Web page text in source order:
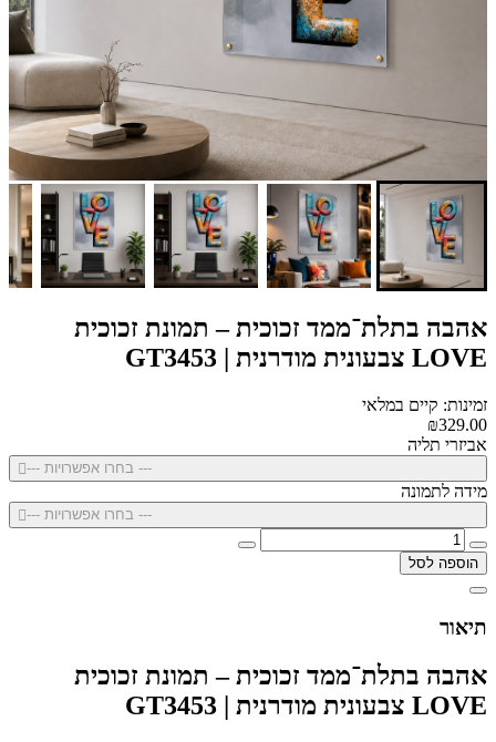
אהבה בתלת־ממד זכוכית – תמונת זכוכית
LOVE צבעונית מודרנית | GT3453
זמינות: קיים במלאי
₪329.00
אביזרי תליה
--- בחרו אפשרויות ---
מידה לתמונה
--- בחרו אפשרויות ---
הוספה לסל
תיאור
אהבה בתלת־ממד זכוכית – תמונת זכוכית
LOVE צבעונית מודרנית | GT3453